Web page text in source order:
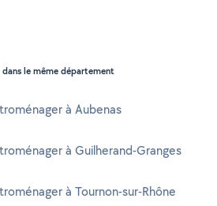
le même département
à Aubenas
à Guilherand-Granges
à Tournon-sur-Rhône